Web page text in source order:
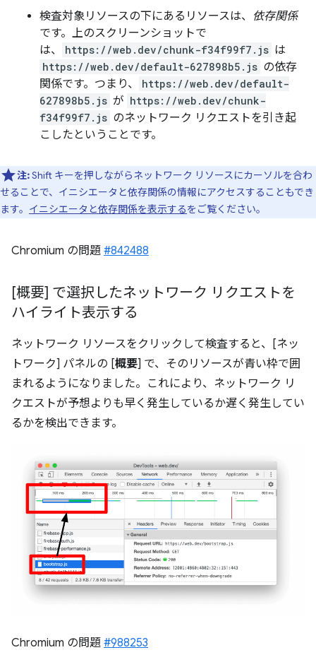
検査対象リソースの下にあるリソースは、 依存関係
です。上のスクリーンショットで
は、
https://web.dev/chunk-f34f99f7.js は
https://web.dev/default-627898b5.js の依存
関係です。つまり、
https://web.dev/default-
627898b5.js が https://web.dev/chunk-
f34f99f7.js のネットワーク リクエストを引き起
こしたということです。
注:Shift キーを押しながらネットワーク リソースにカーソルを合わ
せることで、イニシエータと依存関係の情報にアクセスすることもでき
ます。 イニシエータと依存関係を表示するをご覧ください。
Chromium の問題 #842488
[概要] で選択したネットワーク リクエストを
ハイライト表示する
ネットワーク リソースをクリックして検査すると、[ネッ
トワーク] パネルの [概要] で、そのリソースが青い枠で囲
まれるようになりました。これにより、ネットワーク リ
クエストが予想よりも早く発生しているか遅く発生してい
るかを検出できます。
Chromium の問題 #988253